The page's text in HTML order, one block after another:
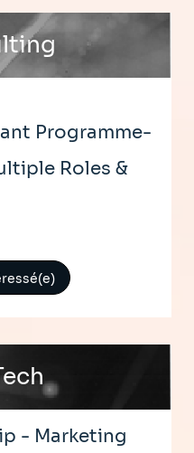
Programme-
Roles &
- Marketing